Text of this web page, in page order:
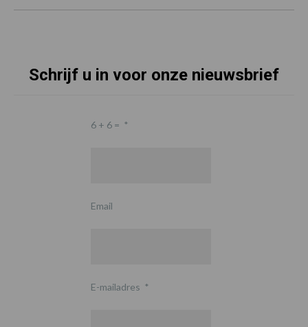
Schrijf u in voor onze nieuwsbrief
6 + 6 = *
Email
E-mailadres *